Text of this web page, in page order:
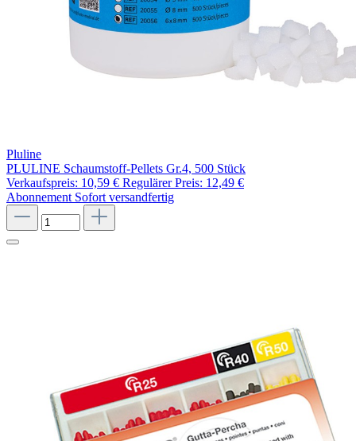
Pluline
PLULINE Schaumstoff-Pellets Gr.4, 500 Stück
Verkaufspreis: 10,59 € Regulärer Preis: 12,49 €
Abonnement Sofort versandfertig